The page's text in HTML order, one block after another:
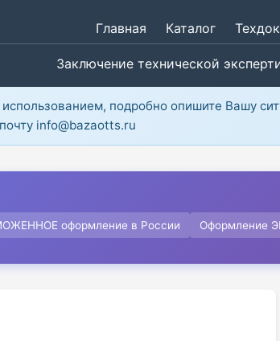
Главная Каталог
Заключение технической
подробно опишите Вашу
info@bazaotts.ru
оформление в России Оформление